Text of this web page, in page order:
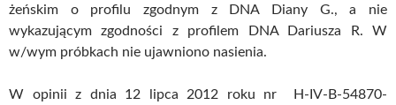
żeńskim o profilu zgodnym z DNA Diany G., a nie
wykazującym zgodności z profilem DNA Dariusza R. W
w/wym próbkach nie ujawniono nasienia.
W opinii z dnia 12 lipca 2012 roku nr H-IV-B-54870-